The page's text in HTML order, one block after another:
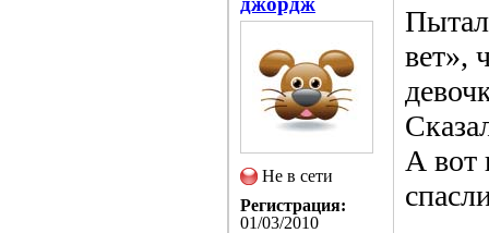
Не в сети
Регистрация:
01/03/2010
вет»,
А вот